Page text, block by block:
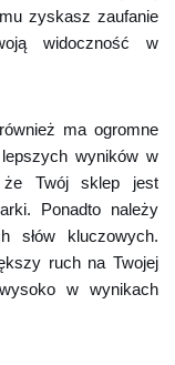
zyskasz zaufanie
widoczność w
ma ogromne
wyników w
że Twój sklep jest
Ponadto należy
słów kluczowych.
ruch na Twojej
w wynikach